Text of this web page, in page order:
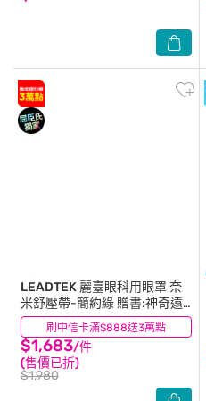
刷中信卡滿$888送3萬點
LEADTEK 麗臺眼科用眼罩 奈
米舒壓帶-簡約綠 贈書:神奇遠
紅外線提升健康力
$1,683/件
(售價已折)
$1,980
(1)